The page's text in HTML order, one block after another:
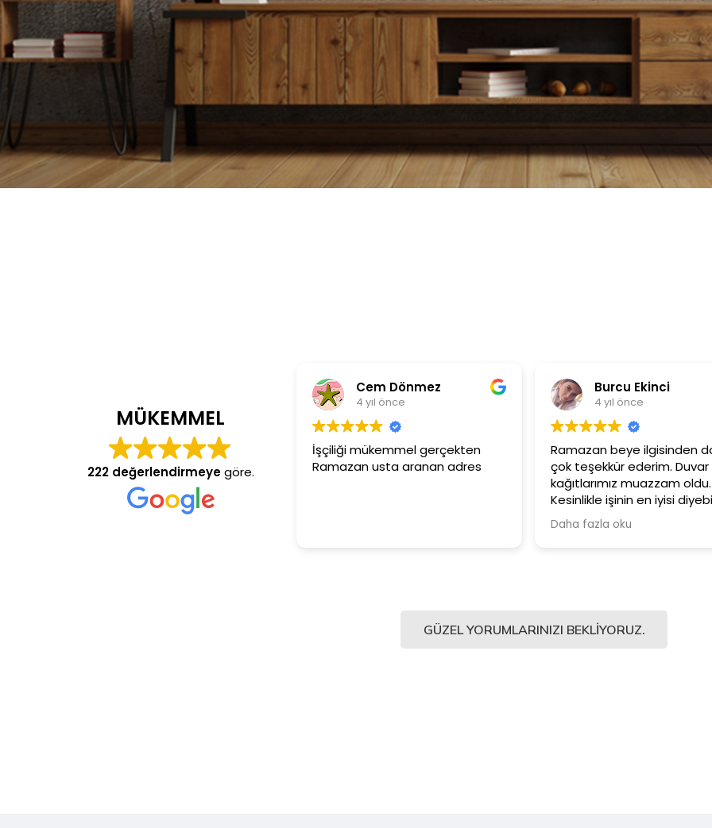
MÜKEMMEL
222 değerlendirmeyegöre.
İşçiliği mükemmel gerçekten
Ramazan usta aranan adres
Burcu Ekinci
Ramazan beye ilgisinden dolayı
çok teşekkür ederim. Duvar
Kesinlikle işinin en iyisi diyebilirim.
Metin
Ürünler çok
Güler yüzlü ve
çalışanlarına için
GÜZEL YORUMLARINIZI BEKLIYORUZ.